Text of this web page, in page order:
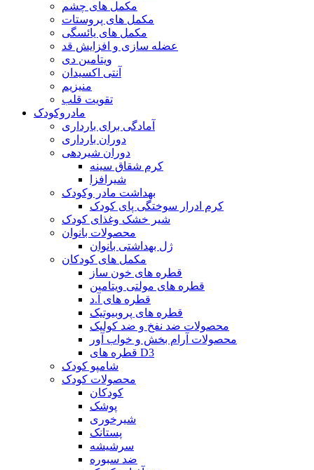
مکمل های چشم
مکمل های پروستات
مکمل های یائسگی
عضله سازی و افزایش قد
ویتامین دی
آنتی اکسیدان
منیزیم
تقویت قلب
مادروکودک
آمادگی برای بارداری
دوران بارداری
دوران شیردهی
کرم شقاق سینه
شیرافزا
بهداشت مادر وکودک
کرم ادرار سوختگی پای کودک
شیر خشک وغذای کودک
محصولات بانوان
ژل بهداشتی بانوان
مکمل های کودکان
قطره های خون ساز
قطره های مولتی ویتامین
قطره های آ.د
قطره های پروبیوتیک
محصولات ضد نفخ و ضد کولیک
محصولات آرام بخش و خواب آور
قطره های D3
شامپو کودک
محصولات کودک
کودکان
پوشک
شیرخوری
پستانک
سرشیشه
ضد سبوره